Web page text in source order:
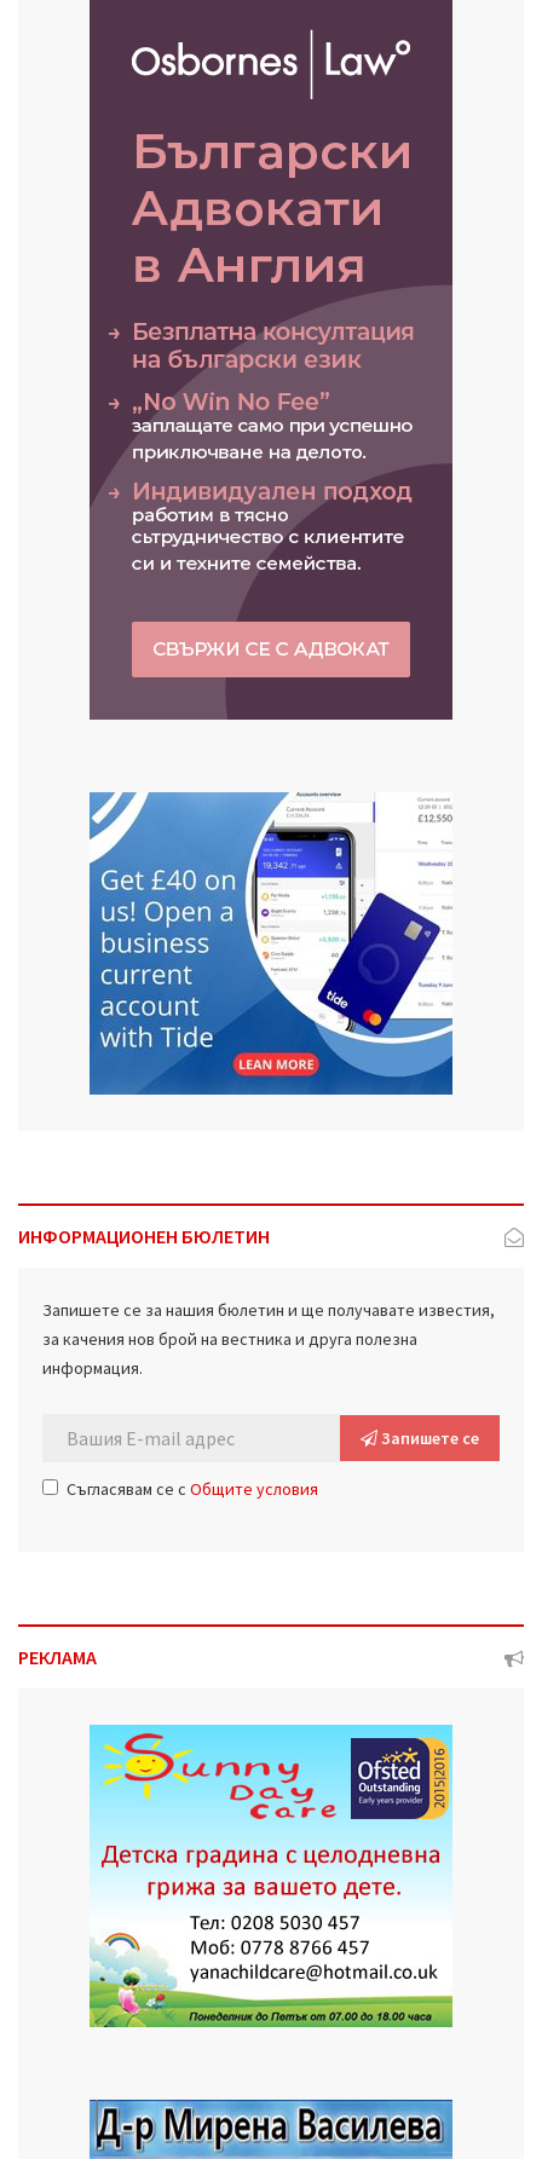
ИНФОРМАЦИОНЕН БЮЛЕТИН
Запишете се за нашия бюлетин и ще получавате известия,
за качения нов брой на вестника и друга полезна
информация.
Запишете се
Съгласявам се с Общите условия
РЕКЛАМА